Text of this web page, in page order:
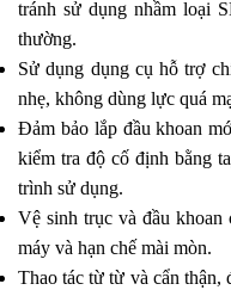
tránh sử dụng nhầm loại
thường.
Sử dụng dụng cụ hỗ trợ
nhẹ, không dùng lực quá
Đảm bảo lắp đầu khoan
kiểm tra độ cố định bằng
trình sử dụng.
Vệ sinh trục và đầu
máy và hạn chế mài mòn.
Thao tác từ từ và cẩn thận,